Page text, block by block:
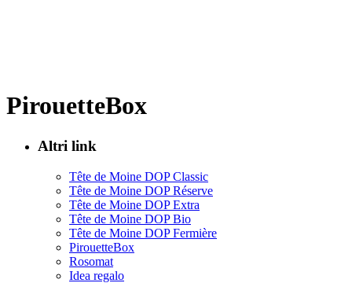
PirouetteBox
Altri link
Tête de Moine DOP Classic
Tête de Moine DOP Réserve
Tête de Moine DOP Extra
Tête de Moine DOP Bio
Tête de Moine DOP Fermière
PirouetteBox
Rosomat
Idea regalo